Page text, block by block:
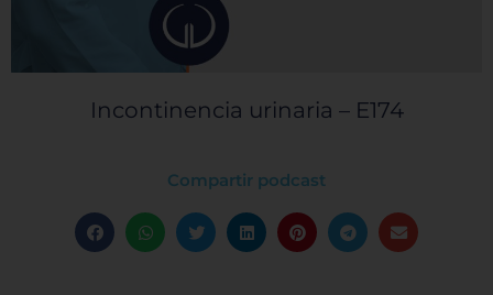
Incontinencia urinaria – E174
Compartir podcast